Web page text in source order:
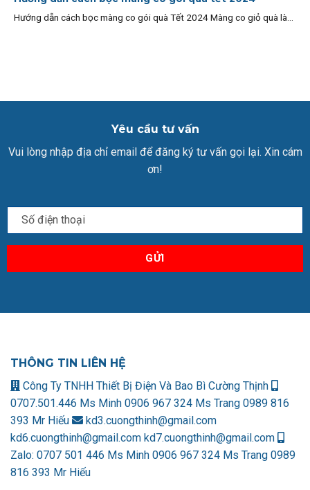
Hướng dẫn cách bọc màng co gói quà Tết 2024 Màng co giỏ quà là...
Yêu cầu tư vấn
Vui lòng nhập địa chỉ email để đăng ký tư vấn gọi lại. Xin cám
ơn!
THÔNG TIN LIÊN HỆ
Công Ty TNHH Thiết Bị Điện Và Bao Bì Cường Thịnh
0707.501.446 Ms Minh 0906 967 324 Ms Trang 0989 816
393 Mr Hiếu
kd3.cuongthinh@gmail.com
kd6.cuongthinh@gmail.com kd7.cuongthinh@gmail.com
Zalo: 0707 501 446 Ms Minh 0906 967 324 Ms Trang 0989
816 393 Mr Hiếu